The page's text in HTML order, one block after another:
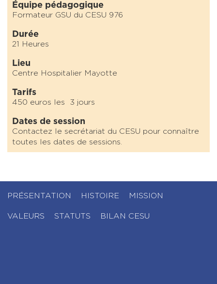
Équipe pédagogique
Formateur GSU du CESU 976
Durée
21 Heures
Lieu
Centre Hospitalier Mayotte
Tarifs
450 euros les 3 jours
Dates de session
Contactez le secrétariat du CESU pour connaître
toutes les dates de sessions.
PRÉSENTATION HISTOIRE MISSION
VALEURS STATUTS BILAN CESU